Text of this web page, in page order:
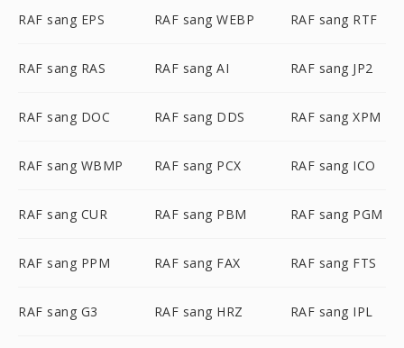
RAF sang EPS RAF sang WEBP RAF sang RTF
RAF sang RAS RAF sang AI RAF sang JP2
RAF sang DOC RAF sang DDS RAF sang XPM
RAF sang WBMP RAF sang PCX RAF sang ICO
RAF sang CUR RAF sang PBM RAF sang PGM
RAF sang PPM RAF sang FAX RAF sang FTS
RAF sang G3 RAF sang HRZ RAF sang IPL